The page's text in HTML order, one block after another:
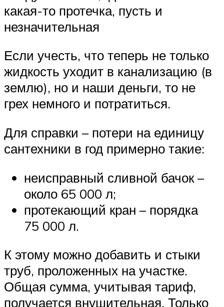
какая-то протечка, пусть и
незначительная
Если учесть, что теперь не только
жидкость уходит в канализацию (в
землю), но и наши деньги, то не
грех немного и потратиться.
Для справки – потери на единицу
сантехники в год примерно такие:
неисправный сливной бачок –
около 65 000 л;
протекающий кран – порядка
75 000 л.
К этому можно добавить и стыки
труб, проложенных на участке.
Общая сумма, учитывая тариф,
получается внушительная. Только